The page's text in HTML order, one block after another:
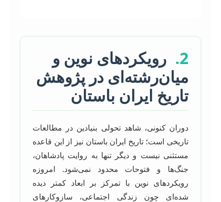
2.
رویکردهای نوین و
میان‌رشته‌ای در پژوهش
تاریخ ایران باستان
دوران کنونی، شاهد تحولی بنیادین در مطالعات
تاریخی است؛ تاریخ ایران باستان نیز از این قاعده
مستثنی نیست و دیگر تنها به روایت پادشاهان،
جنگ‌ها و فتوحات محدود نمی‌شود. امروزه
رویکردهای نوین با تمرکز بر ابعاد کمتر دیده
شده‌ای چون زندگی اجتماعی، سازوکارهای